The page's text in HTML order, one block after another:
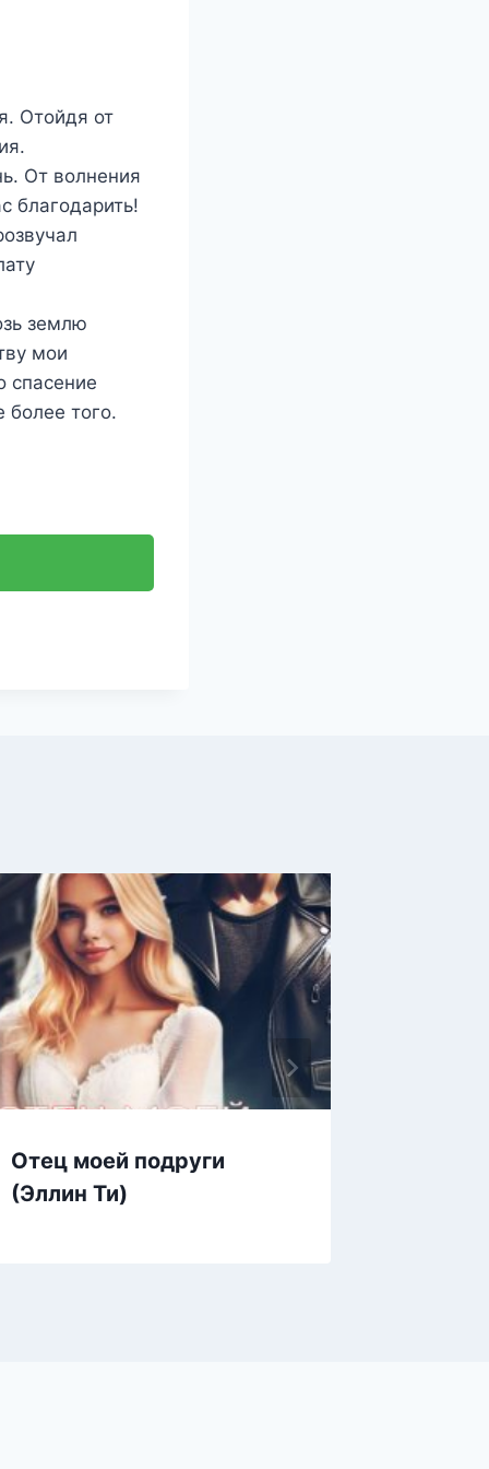
Отойдя от
От волнения
благодарить!
землю
мои
спасение
более того.
Отец моей подруги
(Эллин Ти)